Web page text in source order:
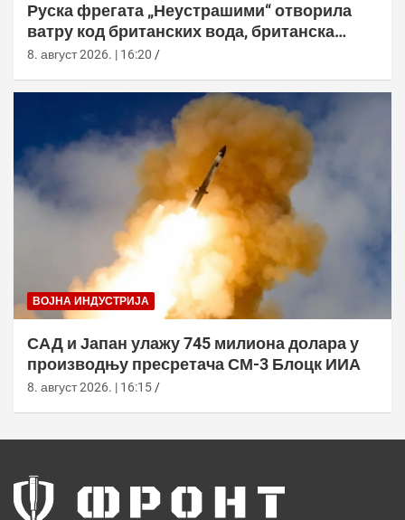
Руска фрегата „Неустрашими“ отворила
ватру код британских вода, британска
морнарица појачала праћење
8. август 2026. | 16:20
ВОЈНА ИНДУСТРИЈА
САД и Јапан улажу 745 милиона долара у
производњу пресретача СМ-3 Блоцк ИИА
8. август 2026. | 16:15